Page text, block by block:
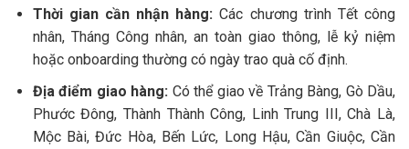
Thời gian cần nhận hàng: Các chương trình Tết công
nhân, Tháng Công nhân, an toàn giao thông, lễ kỷ niệm
hoặc onboarding thường có ngày trao quà cố định.
Địa điểm giao hàng: Có thể giao về Trảng Bàng, Gò Dầu,
Phước Đông, Thành Thành Công, Linh Trung III, Chà Là,
Mộc Bài, Đức Hòa, Bến Lức, Long Hậu, Cần Giuộc, Cần